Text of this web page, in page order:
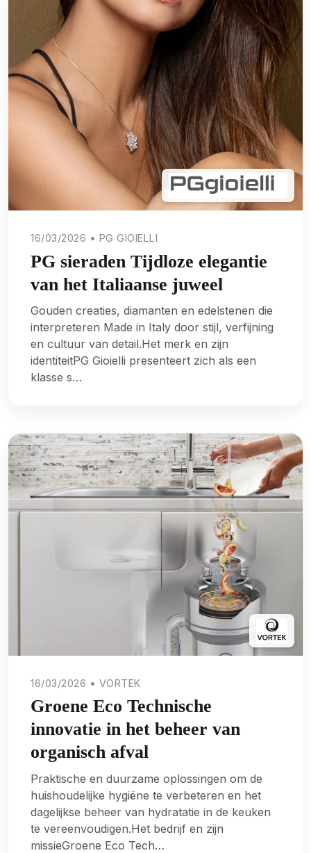
16/03/2026 • PG GIOIELLI
PG sieraden Tijdloze elegantie
van het Italiaanse juweel
Gouden creaties, diamanten en edelstenen die
interpreteren Made in Italy door stijl, verfijning
en cultuur van detail.Het merk en zijn
identiteitPG Gioielli presenteert zich als een
klasse s…
16/03/2026 • VORTEK
Groene Eco Technische
innovatie in het beheer van
organisch afval
Praktische en duurzame oplossingen om de
huishoudelijke hygiëne te verbeteren en het
dagelijkse beheer van hydratatie in de keuken
te vereenvoudigen.Het bedrijf en zijn
missieGroene Eco Tech…